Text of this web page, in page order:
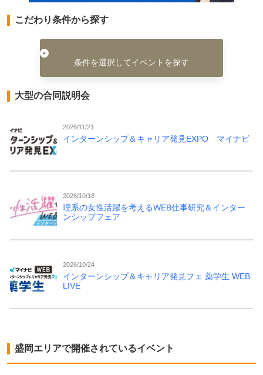
こだわり条件から探す
条件を選択してイベントを探す
大型の合同説明会
2026/11/21
インターンシップ＆キャリア発見EXPO マイナビ
2026/10/18
理系の女性活躍を考えるWEB仕事研究＆インター
ンシップフェア
2026/10/24
インターンシップ＆キャリア発見フェ 薬学生 WEB
LIVE
盛岡エリアで開催されているイベント